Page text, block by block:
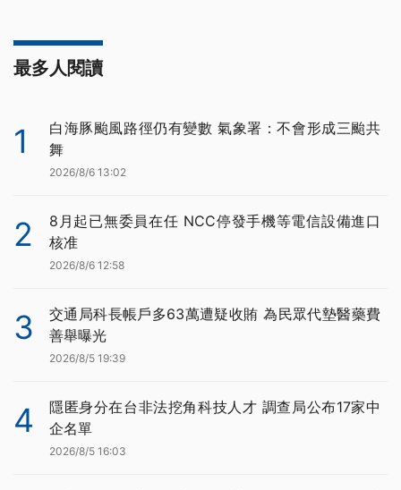
最多人閱讀
1
白海豚颱風路徑仍有變數 氣象署：不會形成三颱共
舞
2026/8/6 13:02
2
8月起已無委員在任 NCC停發手機等電信設備進口
核准
2026/8/6 12:58
3
交通局科長帳戶多63萬遭疑收賄 為民眾代墊醫藥費
善舉曝光
2026/8/5 19:39
4
隱匿身分在台非法挖角科技人才 調查局公布17家中
企名單
2026/8/5 16:03